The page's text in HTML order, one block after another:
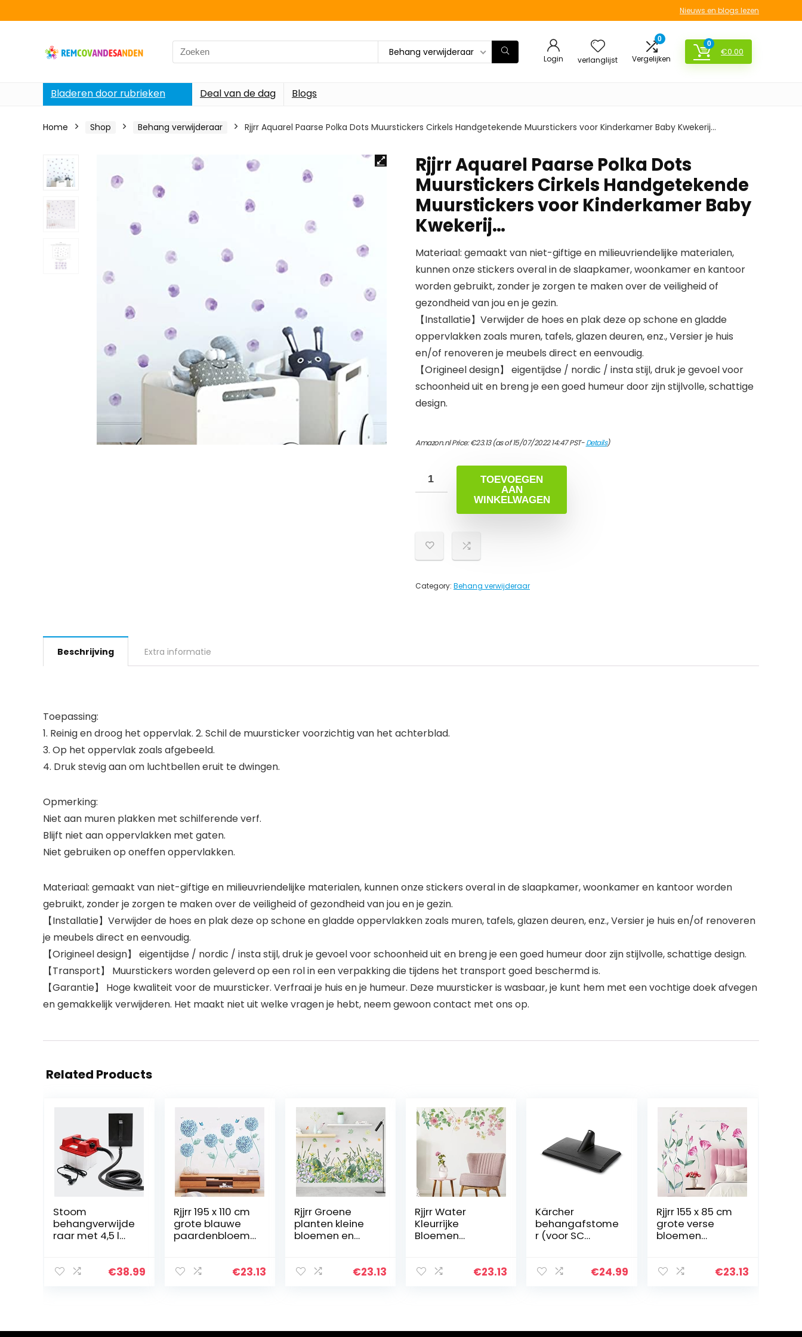
Nieuws en blogs lezen
Search
for:
Behang verwijderaar
Login verlanglijst
0
Vergelijken
0
€0.00
Bladeren door rubrieken Deal van de dag Blogs
Home Shop Behang verwijderaar Rjjrr Aquarel Paarse Polka Dots Muurstickers Cirkels Handgetekende Muurstickers voor Kinderkamer Baby Kwekerij…
Rjjrr Aquarel Paarse Polka Dots
Muurstickers Cirkels Handgetekende
Muurstickers voor Kinderkamer Baby
Kwekerij…
Materiaal: gemaakt van niet-giftige en milieuvriendelijke materialen,
kunnen onze stickers overal in de slaapkamer, woonkamer en kantoor
worden gebruikt, zonder je zorgen te maken over de veiligheid of
gezondheid van jou en je gezin.
【Installatie】Verwijder de hoes en plak deze op schone en gladde
oppervlakken zoals muren, tafels, glazen deuren, enz., Versier je huis
en/of renoveren je meubels direct en eenvoudig.
【Origineel design】 eigentijdse / nordic / insta stijl, druk je gevoel voor
schoonheid uit en breng je een goed humeur door zijn stijlvolle, schattige
design.
Amazon.nl Price:€23.13(as of 15/07/2022 14:47 PST-Details)
TOEVOEGEN
AAN
WINKELWAGEN
Category: Behang verwijderaar
Beschrijving Extra informatie
Toepassing:
1. Reinig en droog het oppervlak. 2. Schil de muursticker voorzichtig van het achterblad.
3. Op het oppervlak zoals afgebeeld.
4. Druk stevig aan om luchtbellen eruit te dwingen.
Opmerking:
Niet aan muren plakken met schilferende verf.
Blijft niet aan oppervlakken met gaten.
Niet gebruiken op oneffen oppervlakken.
Materiaal: gemaakt van niet-giftige en milieuvriendelijke materialen, kunnen onze stickers overal in de slaapkamer, woonkamer en kantoor worden
gebruikt, zonder je zorgen te maken over de veiligheid of gezondheid van jou en je gezin.
【Installatie】Verwijder de hoes en plak deze op schone en gladde oppervlakken zoals muren, tafels, glazen deuren, enz., Versier je huis en/of renoveren
je meubels direct en eenvoudig.
【Origineel design】 eigentijdse / nordic / insta stijl, druk je gevoel voor schoonheid uit en breng je een goed humeur door zijn stijlvolle, schattige design.
【Transport】 Muurstickers worden geleverd op een rol in een verpakking die tijdens het transport goed beschermd is.
【Garantie】 Hoge kwaliteit voor de muursticker. Verfraai je huis en je humeur. Deze muursticker is wasbaar, je kunt hem met een vochtige doek afvegen
en gemakkelijk verwijderen. Het maakt niet uit welke vragen je hebt, neem gewoon contact met ons op.
Related Products
Stoom
behangverwijde
raar met 4,5 l
min. looptijd
€38.99
Rjjrr 195 x 110 cm
grote blauwe
paardenbloem
s woonkamer
€23.13
Rjjrr Groene
planten kleine
bloemen en
muurstickers€23.13
Rjjrr Water
Kleurrijke
Bloemen
Woonkamer€23.13
Kärcher
behangafstome
r (voor SC
eenvoudig
€24.99
Rjjrr 155 x 85 cm
grote verse
bloemen
woondecor voor
€23.13